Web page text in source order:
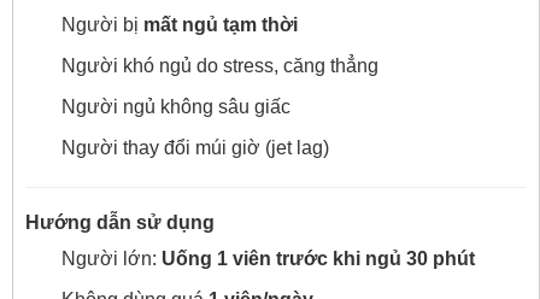
Người bị mất ngủ tạm thời
Người khó ngủ do stress, căng thẳng
Người ngủ không sâu giấc
Người thay đổi múi giờ (jet lag)
Hướng dẫn sử dụng
Người lớn: Uống 1 viên trước khi ngủ 30 phút